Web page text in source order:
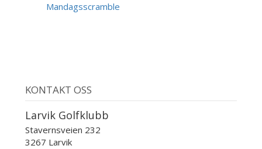
Mandagsscramble
KONTAKT OSS
Larvik Golfklubb
Stavernsveien 232
3267 Larvik